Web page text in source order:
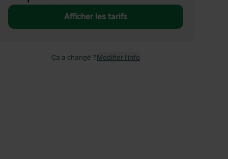
Afficher les tarifs
Ça a changé ?Modifier l’info